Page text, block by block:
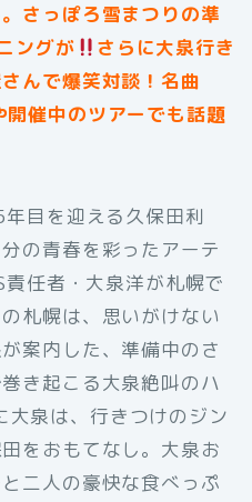
さっぽろ雪まつりの準
ングが
さらに大泉行き
んで爆笑対談！名曲
催中のツアーでも話題
目を迎える久保田利
の青春を彩ったアーテ
責任者・大泉洋が札幌で
札幌は、思いがけない
案内した、準備中のさ
き起こる大泉絶叫のハ
大泉は、行きつけのジン
をおもてなし。大泉お
二人の豪快な食べっぷ